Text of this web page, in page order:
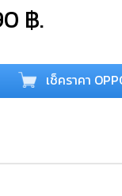
฿.
เช็คราคา